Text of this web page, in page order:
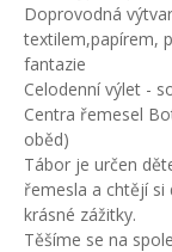
Doprovodná
textilem,papírem,
fantazie
Celodenní výlet -
Centra řemesel
oběd)
Tábor je určen
řemesla a chtějí si
krásné zážitky.
Těšíme se na